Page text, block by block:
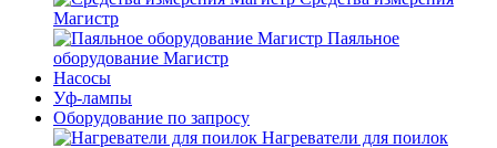
Магистр
Паяльное
оборудование Магистр
Насосы
Уф-лампы
Оборудование по запросу
Нагреватели для поилок